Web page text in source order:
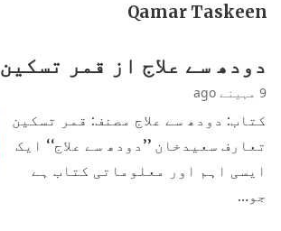
Qamar Taskeen
دودھ سے علاج از قمر تسکین
9 مہینے ago
کتاب: دودھ سے علاج مصنف: قمر تسکین
تعارف سعیدخان ’’دودھ سے علاج‘‘ ایک
ایسی اہم اور معلوماتی کتاب ہے
جو…